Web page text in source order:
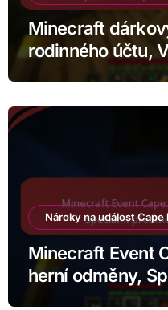
Minecraft
rodinného účtu,
historie uplatnění
Nároky na událost Cape
Minecraft Event
herní odměny,
Integrace události